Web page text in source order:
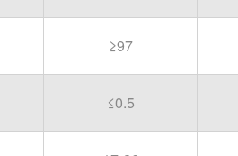
≥97
≤0.5